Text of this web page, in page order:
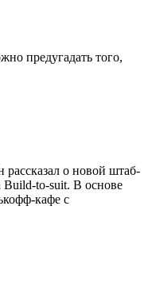
предугадать того,
рассказал о новой штаб-
Build-to-suit. В основе
кафе с